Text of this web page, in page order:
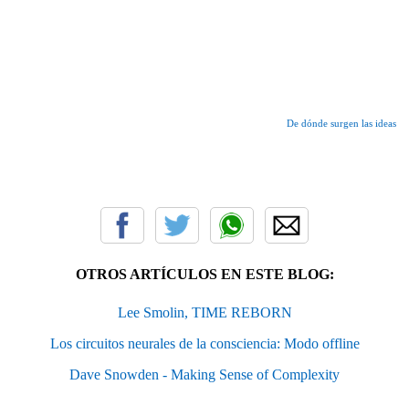
De dónde surgen las ideas
OTROS ARTÍCULOS EN ESTE BLOG:
Lee Smolin, TIME REBORN
Los circuitos neurales de la consciencia: Modo offline
Dave Snowden - Making Sense of Complexity